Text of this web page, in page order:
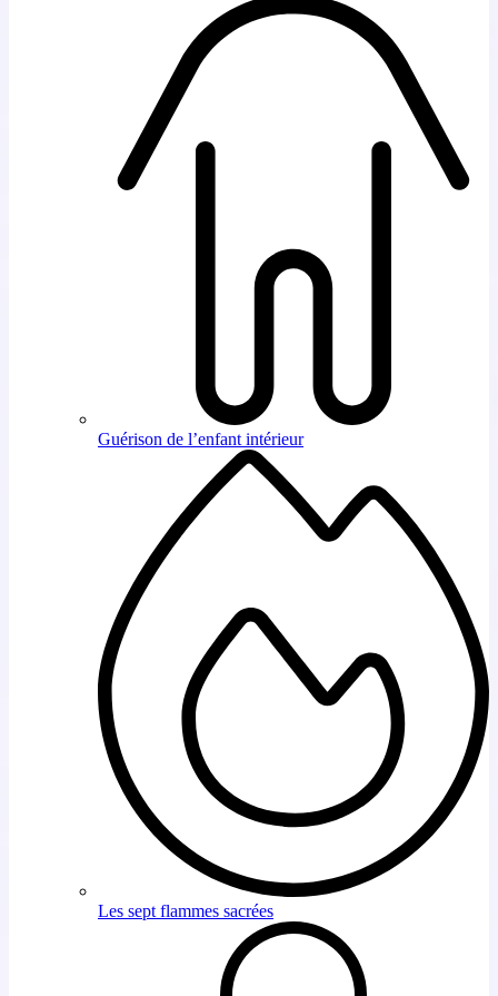
Guérison de l’enfant intérieur
Les sept flammes sacrées